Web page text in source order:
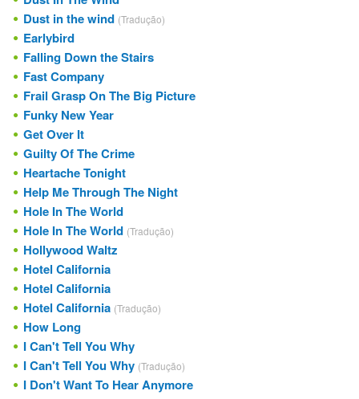
Dust in the wind (Tradução)
Earlybird
Falling Down the Stairs
Fast Company
Frail Grasp On The Big Picture
Funky New Year
Get Over It
Guilty Of The Crime
Heartache Tonight
Help Me Through The Night
Hole In The World
Hole In The World (Tradução)
Hollywood Waltz
Hotel California
Hotel California
Hotel California (Tradução)
How Long
I Can't Tell You Why
I Can't Tell You Why (Tradução)
I Don't Want To Hear Anymore